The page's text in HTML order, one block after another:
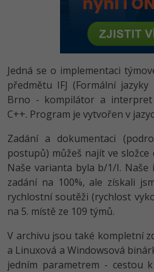
HTML5, CSS3,
SQL a databáze
Testování a verzování
UML a návrhové vzory
React
Spring
ASP.NET MVC
Best practices
JavaScript
Python
HTML / CSS
UML a návrhové vzory
MySQL/MariaDB
MS-SQL
Vývojář mobilních
Specialista na AI a
C# Game developer
Webdesigner
Tester
Systémový
Grafik / UX/UI návrhář
3D grafik
Projektový manažer
Databázový analytik
Python -80%
JavaScript -80%
PHP
C++ -80%
-80%
Kotlin -80%
C -80%
VB.NET
SQL
Návrh SW -80%
Jedná se o implementaci
předmětu IFJ (Formální
Brno - kompilátor a interpret
C++. Program je vytvořen v
Zadání a dokumentaci
postupů) můžeš najít ve složce
Naše varianta byla b/1/I. Naše
zadání na 100%, ale získali
rychlostní soutěži (rychlost
na 5. místě ze 109 týmů.
V archivu jsou také kompletní
a Linuxová a Windowsová
jedním parametrem - cestou